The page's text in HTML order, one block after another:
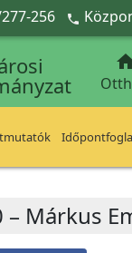
256 
– Márkus